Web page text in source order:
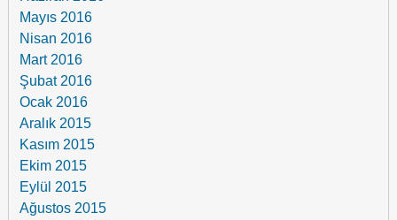
Mayıs 2016
Nisan 2016
Mart 2016
Şubat 2016
Ocak 2016
Aralık 2015
Kasım 2015
Ekim 2015
Eylül 2015
Ağustos 2015